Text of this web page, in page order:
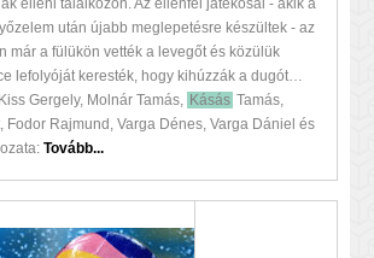
elleni találkozón. Az ellenfél játékosai - akik a
után újabb meglepetésre készültek - az
már a fülükön vették a levegőt és közülük
lefolyóját keresték, hogy kihúzzák a dugót…
Gergely, Molnár Tamás, Kásás Tamás,
Fodor Rajmund, Varga Dénes, Varga Dániel és
Tovább...